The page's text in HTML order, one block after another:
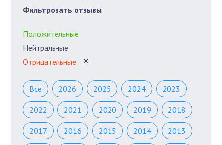
Фильтровать отзывы
Положительные
Нейтральные
Отрицательные
✕
Все 2026 2025 2024 2023
2022 2021 2020 2019 2018
2017 2016 2015 2014 2013